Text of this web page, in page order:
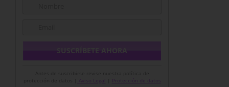
Aviso Legal Protección de datos